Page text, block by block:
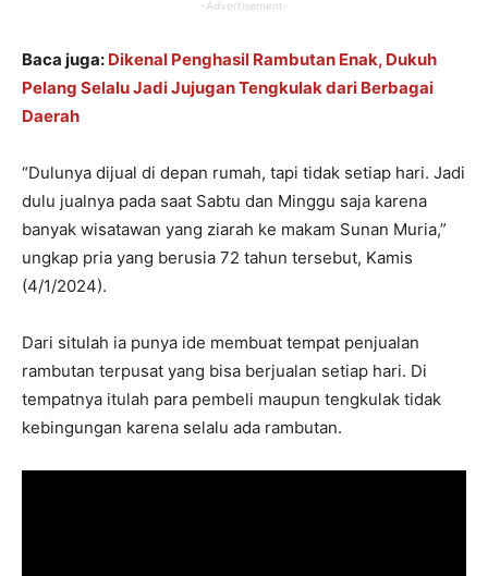
-Advertisement-
Baca juga: Dikenal Penghasil Rambutan Enak, Dukuh
Pelang Selalu Jadi Jujugan Tengkulak dari Berbagai
Daerah
“Dulunya dijual di depan rumah, tapi tidak setiap hari. Jadi
dulu jualnya pada saat Sabtu dan Minggu saja karena
banyak wisatawan yang ziarah ke makam Sunan Muria,”
ungkap pria yang berusia 72 tahun tersebut, Kamis
(4/1/2024).
Dari situlah ia punya ide membuat tempat penjualan
rambutan terpusat yang bisa berjualan setiap hari. Di
tempatnya itulah para pembeli maupun tengkulak tidak
kebingungan karena selalu ada rambutan.